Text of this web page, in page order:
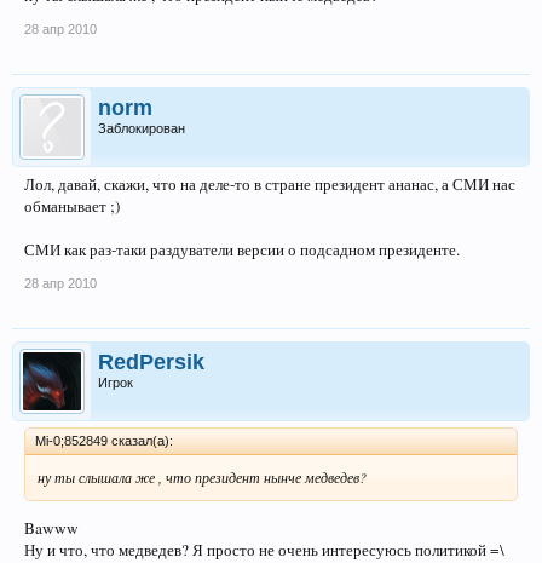
28 апр 2010
norm
Заблокирован
Лол, давай, скажи, что на деле-то в стране президент ананас, а СМИ нас
обманывает ;)
СМИ как раз-таки раздуватели версии о подсадном президенте.
28 апр 2010
RedPersik
Игрок
Mi-0;852849 сказал(а):
ну ты слышала же , что президент нынче медведев?
Bawww
Ну и что, что медведев? Я просто не очень интересуюсь политикой =\